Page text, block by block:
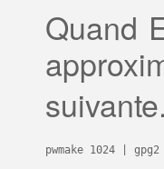
Quand
suivante.
pwmake 1024 |